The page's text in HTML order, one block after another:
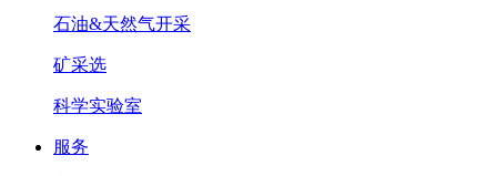
石油&天然气开采
矿采选
科学实验室
服务